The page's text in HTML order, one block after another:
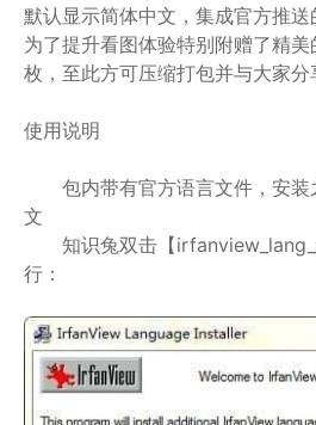
默认显示简体中文，集成官方推
为了提升看图体验特别附赠了精
枚，至此方可压缩打包并与大家分
使用说明
包内带有官方语言文件，安装
文
知识兔双击【
行：